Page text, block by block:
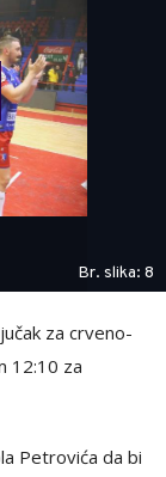
Br. slika: 8
za crveno-
12:10 za
Petrovića da bi